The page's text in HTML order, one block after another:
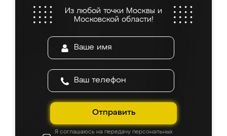
Из любой точки Москвы и
Московской области!
Отправить
Я соглашаюсь на передачу персональных